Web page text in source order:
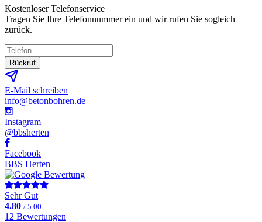
Kostenloser Telefonservice
Tragen Sie Ihre Telefonnummer ein und wir rufen Sie sogleich
zurück.
Rückruf
E-Mail schreiben
info@betonbohren.de
Instagram
@bbsherten
Facebook
BBS Herten
Sehr Gut
4.80 / 5.00
12 Bewertungen